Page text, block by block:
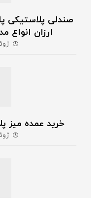
صندلی پلاستیکی
ارزان انواع
ژوئن
خرید عمده میز
ژوئن